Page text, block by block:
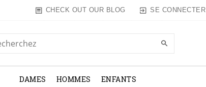
CHECK OUT OUR BLOG SE CONNECTER
DAMES HOMMES ENFANTS